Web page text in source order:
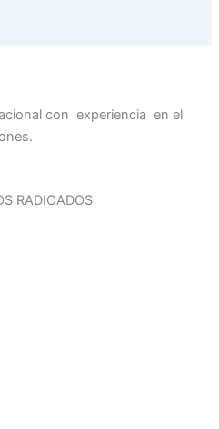
con experiencia en el
RADICADOS